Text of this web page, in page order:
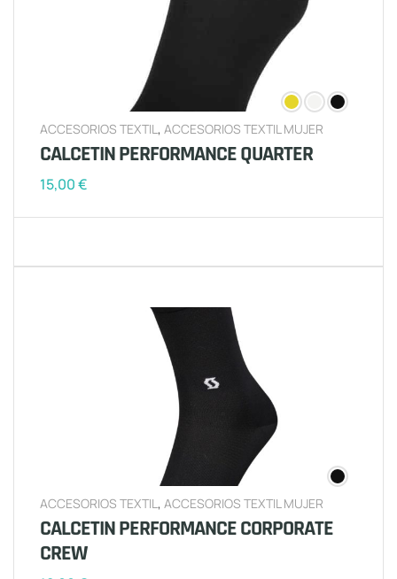
ACCESORIOS TEXTIL, ACCESORIOS TEXTIL MUJER
CALCETIN PERFORMANCE QUARTER
15,00€
ACCESORIOS TEXTIL, ACCESORIOS TEXTIL MUJER
CALCETIN PERFORMANCE CORPORATE
CREW